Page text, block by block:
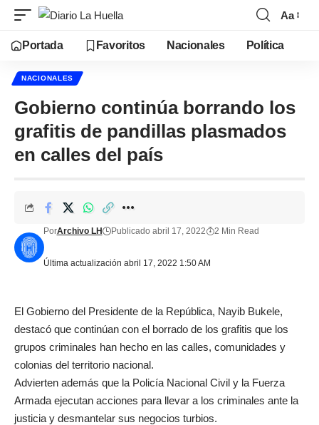
Aa
Portada Favoritos Nacionales Política
NACIONALES
Gobierno continúa borrando los
grafitis de pandillas plasmados
en calles del país
Última actualización abril 17, 2022 1:50 AM
PorArchivo LH Publicado abril 17, 2022 2 Min Read
El Gobierno del Presidente de la República, Nayib Bukele,
destacó que continúan con el borrado de los grafitis que los
grupos criminales han hecho en las calles, comunidades y
colonias del territorio nacional.
Advierten además que la Policía Nacional Civil y la Fuerza
Armada ejecutan acciones para llevar a los criminales ante la
justicia y desmantelar sus negocios turbios.